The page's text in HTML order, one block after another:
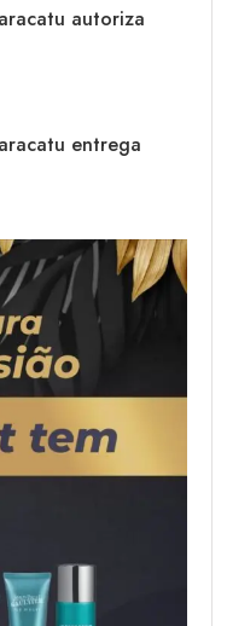
autoriza
entrega